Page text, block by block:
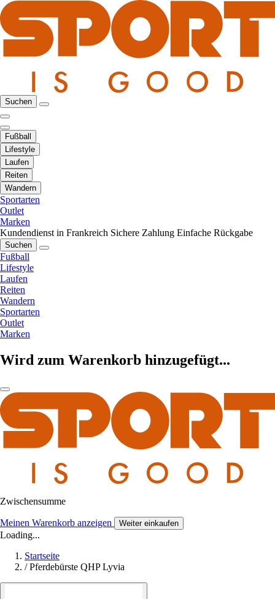
Suchen
Fußball
Lifestyle
Laufen
Reiten
Wandern
Sportarten
Outlet
Marken
Kundendienst in Frankreich Sichere Zahlung Einfache Rückgabe
Suchen
Fußball
Lifestyle
Laufen
Reiten
Wandern
Sportarten
Outlet
Marken
Wird zum Warenkorb hinzugefügt...
Zwischensumme
Meinen Warenkorb anzeigen Weiter einkaufen
Loading...
Startseite
/ Pferdebürste QHP Lyvia